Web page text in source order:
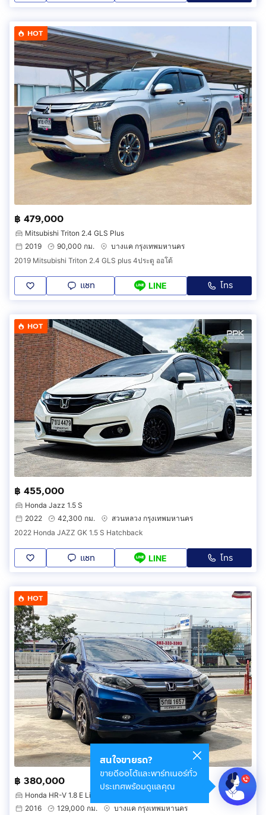
HOT
฿ 479,000
Mitsubishi Triton 2.4 GLS Plus
2019
90,000 กม.
บางแค กรุงเทพมหานคร
2019 Mitsubishi Triton 2.4 GLS plus 4ประตู ออโต้
แชท LINE โทร
HOT
฿ 455,000
Honda Jazz 1.5 S
2022
42,300 กม.
สวนหลวง กรุงเทพมหานคร
2022 Honda JAZZ GK 1.5 S Hatchback
แชท LINE โทร
HOT
฿ 380,000
Honda HR-V 1.8 E Limited
2016
129,000 กม. บางแค กรุงเทพมหานคร
สนใจขายรถ?
ขายดีออโต้และพาร์ทเนอร์ทั่ว
ประเทศพร้อมดูแลคุณ